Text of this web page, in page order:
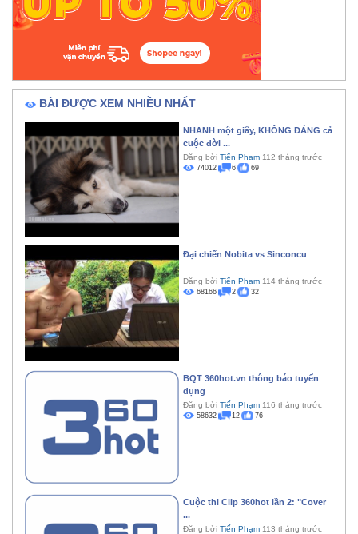
BÀI ĐƯỢC XEM NHIỀU NHẤT
NHANH một giây, KHÔNG ĐÁNG cả
cuộc đời ...
Đăng bởi Tiến Phạm 112 tháng trước
74012 6 69
Đại chiến Nobita vs Sinconcu
Đăng bởi Tiến Phạm 114 tháng trước
68166 2 32
BQT 360hot.vn thông báo tuyển
dụng
Đăng bởi Tiến Phạm 116 tháng trước
58632 12 76
Cuộc thi Clip 360hot lần 2: "Cover
...
Đăng bởi Tiến Phạm 113 tháng trước